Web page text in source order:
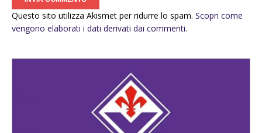
Questo sito utilizza Akismet per ridurre lo spam. Scopri come
vengono elaborati i dati derivati dai commenti.